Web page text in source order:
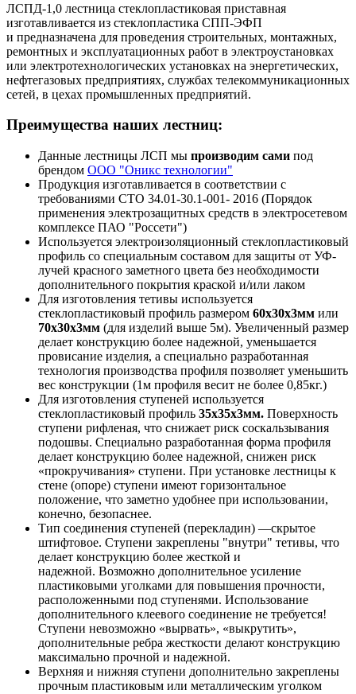
ЛСПД-1,0 лестница стеклопластиковая приставная
изготавливается из стеклопластика СПП-ЭФП
и предназначена для проведения строительных, монтажных,
ремонтных и эксплуатационных работ в электроустановках
или электротехнологических установках на энергетических,
нефтегазовых предприятиях, службах телекоммуникационных
сетей, в цехах промышленных предприятий.
Преимущества наших лестниц:
Данные лестницы ЛСП мы производим сами под
брендом ООО "Оникс технологии"
Продукция изготавливается в соответствии с
требованиями СТО 34.01-30.1-001- 2016 (Порядок
применения электрозащитных средств в электросетевом
комплексе ПАО "Россети")
Используется электроизоляционный стеклопластиковый
профиль со специальным составом для защиты от УФ-
лучей красного заметного цвета без необходимости
дополнительного покрытия краской и/или лаком
Для изготовления тетивы используется
стеклопластиковый профиль размером 60х30х3мм или
70х30х3мм (для изделий выше 5м). Увеличенный размер
делает конструкцию более надежной, уменьшается
провисание изделия, а специально разработанная
технология производства профиля позволяет уменьшить
вес конструкции (1м профиля весит не более 0,85кг.)
Для изготовления ступеней используется
стеклопластиковый профиль 35х35х3мм. Поверхность
ступени рифленая, что снижает риск соскальзывания
подошвы. Специально разработанная форма профиля
делает конструкцию более надежной, снижен риск
«прокручивания» ступени. При установке лестницы к
стене (опоре) ступени имеют горизонтальное
положение, что заметно удобнее при использовании,
конечно, безопаснее.
Тип соединения ступеней (перекладин) —скрытое
штифтовое. Ступени закреплены "внутри" тетивы, что
делает конструкцию более жесткой и
надежной. Возможно дополнительное усиление
пластиковыми уголками для повышения прочности,
расположенными под ступенями. Использование
дополнительного клеевого соединение не требуется!
Ступени невозможно «вырвать», «выкрутить»,
дополнительные ребра жесткости делают конструкцию
максимально прочной и надежной.
Верхняя и нижняя ступени дополнительно закреплены
прочным пластиковым или металлическим уголком